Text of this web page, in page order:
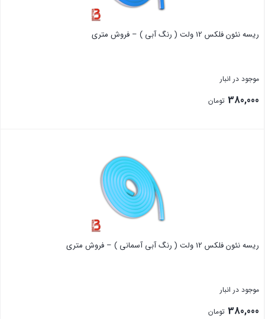
ریسه نئون فلکس 12 ولت ( رنگ آبی ) – فروش متری
موجود در انبار
380,000 تومان
ریسه نئون فلکس 12 ولت ( رنگ آبی آسمانی ) – فروش متری
موجود در انبار
380,000 تومان